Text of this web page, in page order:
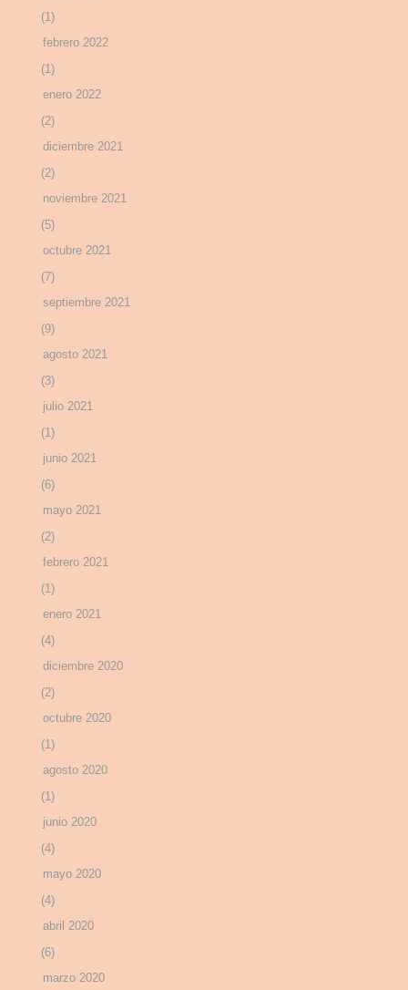
(1)
febrero 2022
(1)
enero 2022
(2)
diciembre 2021
(2)
noviembre 2021
(5)
octubre 2021
(7)
septiembre 2021
(9)
agosto 2021
(3)
julio 2021
(1)
junio 2021
(6)
mayo 2021
(2)
febrero 2021
(1)
enero 2021
(4)
diciembre 2020
(2)
octubre 2020
(1)
agosto 2020
(1)
junio 2020
(4)
mayo 2020
(4)
abril 2020
(6)
marzo 2020